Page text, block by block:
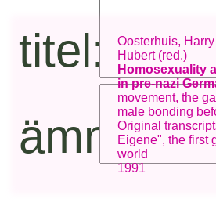
titel:
Oosterhuis,
Hubert (red.)
Homosexuality
in pre-nazi
movement, the
male bonding
Original
Eigene", the first
world
1991